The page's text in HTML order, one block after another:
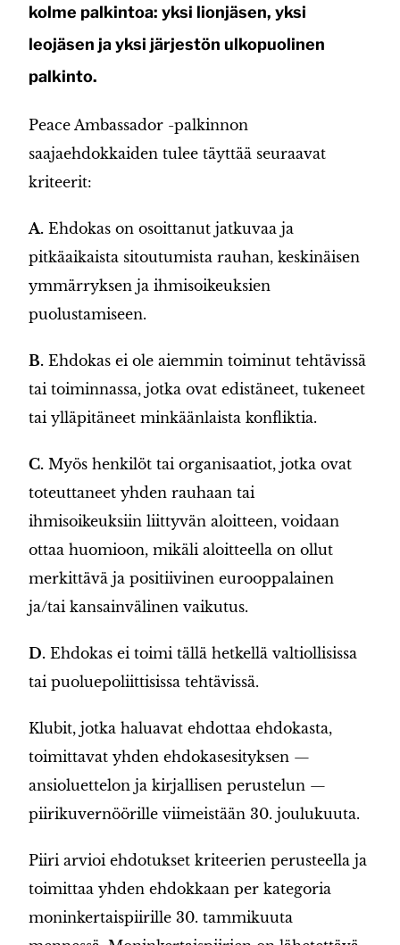
kolme palkintoa: yksi lionjäsen, yksi
leojäsen ja yksi järjestön ulkopuolinen
palkinto.
Peace Ambassador -palkinnon
saajaehdokkaiden tulee täyttää seuraavat
kriteerit:
A. Ehdokas on osoittanut jatkuvaa ja
pitkäaikaista sitoutumista rauhan, keskinäisen
ymmärryksen ja ihmisoikeuksien
puolustamiseen.
B. Ehdokas ei ole aiemmin toiminut tehtävissä
tai toiminnassa, jotka ovat edistäneet, tukeneet
tai ylläpitäneet minkäänlaista konfliktia.
C. Myös henkilöt tai organisaatiot, jotka ovat
toteuttaneet yhden rauhaan tai
ihmisoikeuksiin liittyvän aloitteen, voidaan
ottaa huomioon, mikäli aloitteella on ollut
merkittävä ja positiivinen eurooppalainen
ja/tai kansainvälinen vaikutus.
D. Ehdokas ei toimi tällä hetkellä valtiollisissa
tai puoluepoliittisissa tehtävissä.
Klubit, jotka haluavat ehdottaa ehdokasta,
toimittavat yhden ehdokasesityksen —
ansioluettelon ja kirjallisen perustelun —
piirikuvernöörille viimeistään 30. joulukuuta.
Piiri arvioi ehdotukset kriteerien perusteella ja
toimittaa yhden ehdokkaan per kategoria
moninkertaispiirille 30. tammikuuta